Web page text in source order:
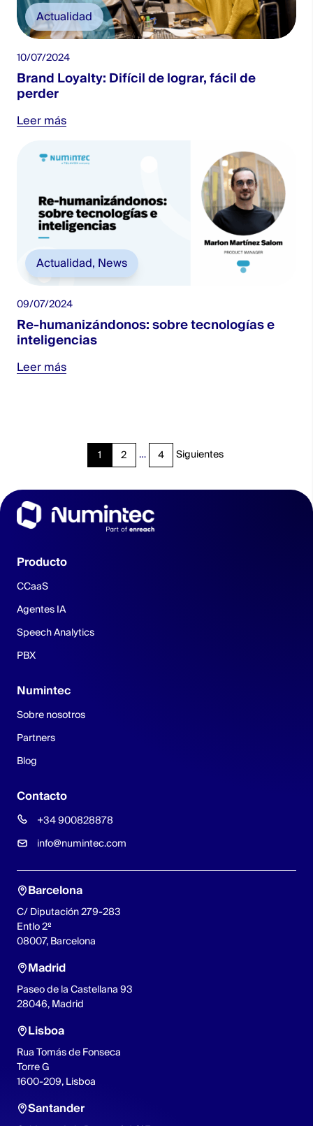
Actualidad
10/07/2024
Brand Loyalty: Difícil de lograr, fácil de
perder
Leer más
Actualidad, News
09/07/2024
Re-humanizándonos: sobre tecnologías e
inteligencias
Leer más
Paginación
entradas
1 2 … 4 Siguientes
Producto
CCaaS
Agentes IA
Speech Analytics
PBX
Numintec
Sobre nosotros
Partners
Blog
Contacto
+34 900828878
info@numintec.com
Barcelona
C/ Diputación 279-283
Entlo 2º
08007, Barcelona
Madrid
Paseo de la Castellana 93
28046, Madrid
Lisboa
Rua Tomás de Fonseca
Torre G
1600-209, Lisboa
Santander